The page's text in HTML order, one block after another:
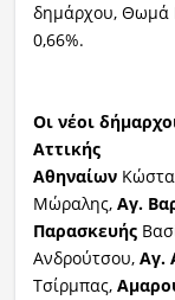
δημάρχου, Θωμά
0,66%.
Οι νέοι
Αττικής
Αθηναίων
Μώραλης, Αγ.
Παρασκευής
Ανδρούτσου, Αγ.
Τσίρμπας,